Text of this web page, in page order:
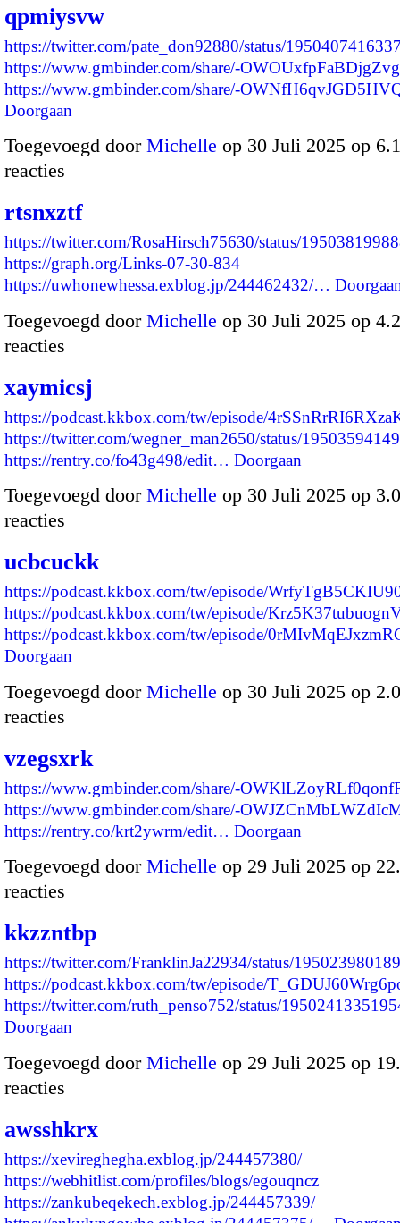
qpmiysvw
https://twitter.com/pate_don92880/status/
https://www.gmbinder.com/share/-
https://www.gmbinder.com/share/-
Doorgaan
Toegevoegd door Michelle op 30 Juli 2025 op
reacties
rtsnxztf
https://twitter.com/RosaHirsch75630/status/
https://graph.org/Links-07-30-834
https://uwhonewhessa.exblog.jp/244462432/…
Toegevoegd door Michelle op 30 Juli 2025 op
reacties
xaymicsj
https://podcast.kkbox.com/tw/episode/
https://twitter.com/wegner_man2650/status/
https://rentry.co/fo43g498/edit… Doorgaan
Toegevoegd door Michelle op 30 Juli 2025 op
reacties
ucbcuckk
https://podcast.kkbox.com/tw/episode/
https://podcast.kkbox.com/tw/episode/
https://podcast.kkbox.com/tw/episode/
Doorgaan
Toegevoegd door Michelle op 30 Juli 2025 op
reacties
vzegsxrk
https://www.gmbinder.com/share/-
https://www.gmbinder.com/share/-
https://rentry.co/krt2ywrm/edit… Doorgaan
Toegevoegd door Michelle op 29 Juli 2025 op
reacties
kkzzntbp
https://twitter.com/FranklinJa22934/status/
https://podcast.kkbox.com/tw/episode/
https://twitter.com/ruth_penso752/status/
Doorgaan
Toegevoegd door Michelle op 29 Juli 2025 op
reacties
awsshkrx
https://xevireghegha.exblog.jp/244457380/
https://webhitlist.com/profiles/blogs/egouqncz
https://zankubeqekech.exblog.jp/244457339/